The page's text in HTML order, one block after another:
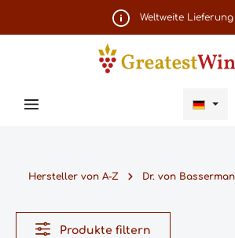
Zum Hauptinhalt springenWeltweite Lieferung
Hersteller von A-Z Dr. von
Produkte filtern